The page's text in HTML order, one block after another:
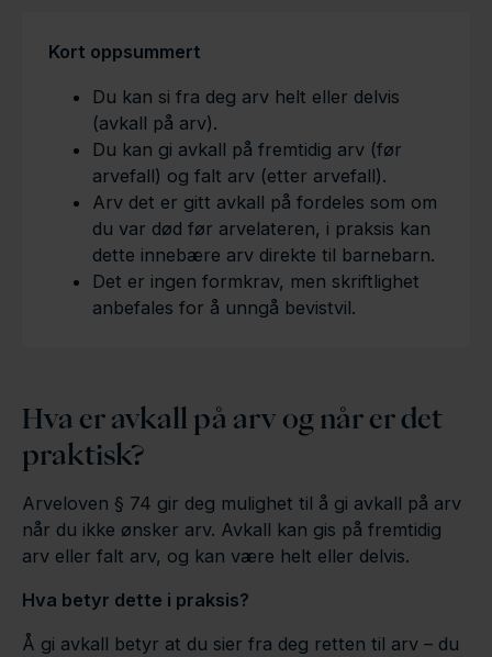
Kort oppsummert
Du kan si fra deg arv helt eller delvis
(avkall på arv).
Du kan gi avkall på fremtidig arv (før
arvefall) og falt arv (etter arvefall).
Arv det er gitt avkall på fordeles som om
du var død før arvelateren, i praksis kan
dette innebære arv direkte til barnebarn.
Det er ingen formkrav, men skriftlighet
anbefales for å unngå bevistvil.
Hva er avkall på arv og når er det
praktisk?
Arveloven § 74 gir deg mulighet til å gi avkall på arv
når du ikke ønsker arv. Avkall kan gis på fremtidig
arv eller falt arv, og kan være helt eller delvis.
Hva betyr dette i praksis?
Å gi avkall betyr at du sier fra deg retten til arv – du